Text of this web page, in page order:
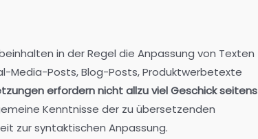
in der Regel die Anpassung von Texten
Media-Posts, Blog-Posts, Produktwerbetexte
erfordern nicht allzu viel Geschick seitens
Kenntnisse der zu übersetzenden
zur syntaktischen Anpassung.